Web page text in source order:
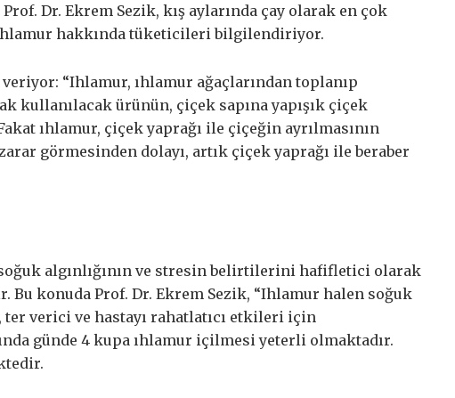
Dr. Ekrem Sezik, kış aylarında çay olarak en çok
hakkında tüketicileri bilgilendiriyor.
“Ihlamur, ıhlamur ağaçlarından toplanıp
kullanılacak ürünün, çiçek sapına yapışık çiçek
ıhlamur, çiçek yaprağı ile çiçeğin ayrılmasının
görmesinden dolayı, artık çiçek yaprağı ile beraber
algınlığının ve stresin belirtilerini hafifletici olarak
konuda Prof. Dr. Ekrem Sezik, “Ihlamur halen soğuk
ter verici ve hastayı rahatlatıcı etkileri için
günde 4 kupa ıhlamur içilmesi yeterli olmaktadır.